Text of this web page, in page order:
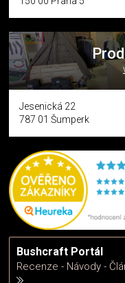
Jesenická 22
787 01 Šumperk
Bushcraft Portál
Recenze - Návody -